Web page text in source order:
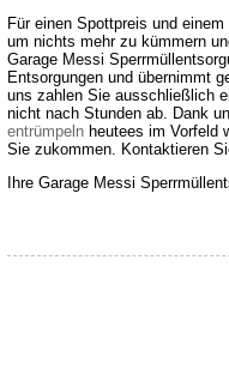
Für einen Spottpreis und
um nichts mehr zu kümmern
Garage Messi
Entsorgungen und übernimmt
uns zahlen Sie ausschließlich
nicht nach Stunden ab. Dank
entrümpeln heutees im Vorfeld
Sie zukommen. Kontaktieren
Ihre Garage Messi